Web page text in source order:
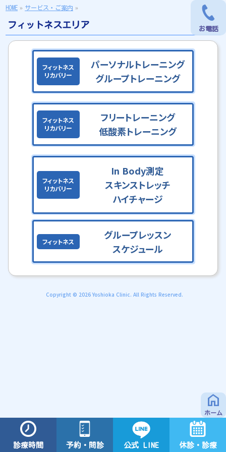
HOME » サービス・ご案内 »
フィットネスエリア
フィットネス
リカバリー
パーソナルトレーニング
グループトレーニング
フィットネス
リカバリー
フリートレーニング
低酸素トレーニング
フィットネス
リカバリー
In Body測定
スキンストレッチ
ハイチャージ
フィットネス
グループレッスン
スケジュール
home
ホーム
診療時間 予約・問診 公式 LINE 休診・診療
お電話
お電話
Copyright © 2026 Yoshioka Clinic. All Rights Reserved.